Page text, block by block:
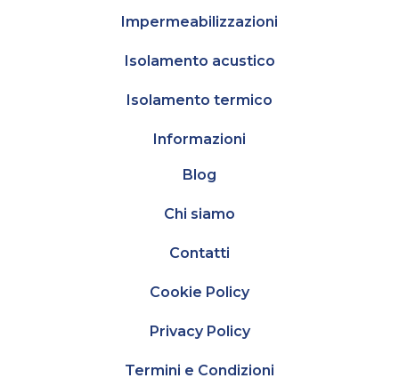
Impermeabilizzazioni
Isolamento acustico
Isolamento termico
Informazioni
Blog
Chi siamo
Contatti
Cookie Policy
Privacy Policy
Termini e Condizioni